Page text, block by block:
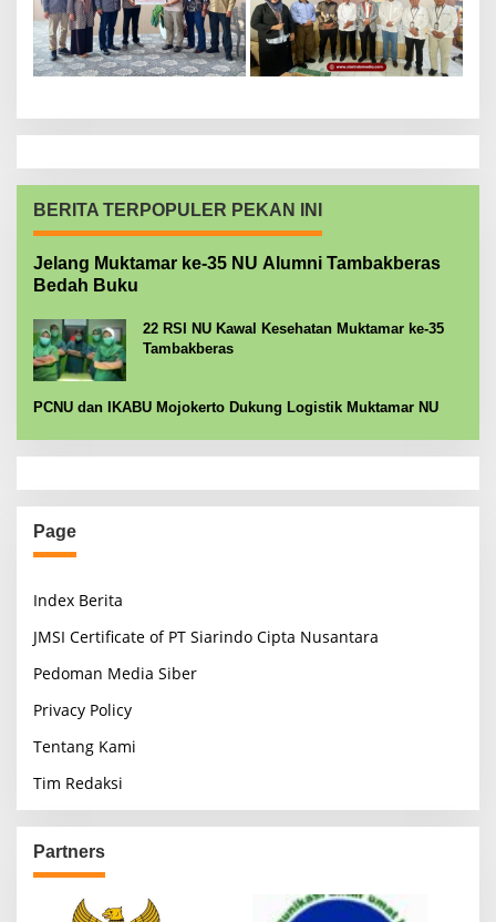
BERITA TERPOPULER PEKAN INI
Jelang Muktamar ke-35 NU Alumni Tambakberas
Bedah Buku
22 RSI NU Kawal Kesehatan Muktamar ke-35
Tambakberas
PCNU dan IKABU Mojokerto Dukung Logistik Muktamar NU
Page
Index Berita
JMSI Certificate of PT Siarindo Cipta Nusantara
Pedoman Media Siber
Privacy Policy
Tentang Kami
Tim Redaksi
Partners